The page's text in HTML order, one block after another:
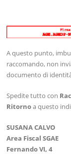
A questo punto,
raccomando, non
documento di
Spedite tutto con
Ritornoa questo
SUSANA CALVO
Area Fiscal SGAE
Fernando VI, 4